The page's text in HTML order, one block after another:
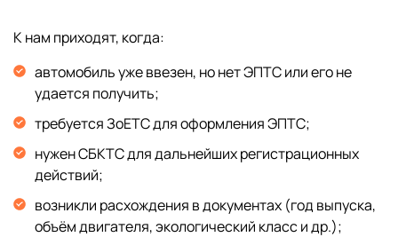
К нам приходят, когда:
автомобиль уже ввезен, но нет ЭПТС или его не
удается получить;
требуется ЗоЕТС для оформления ЭПТС;
нужен СБКТС для дальнейших регистрационных
действий;
возникли расхождения в документах (год выпуска,
объём двигателя, экологический класс и др.);